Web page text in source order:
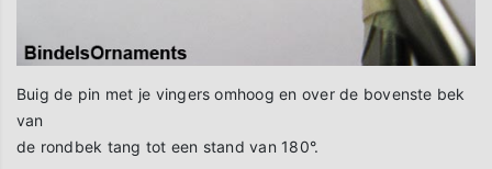
Buig de pin met je vingers omhoog en over de bovenste bek
van
de rondbek tang tot een stand van 180°.